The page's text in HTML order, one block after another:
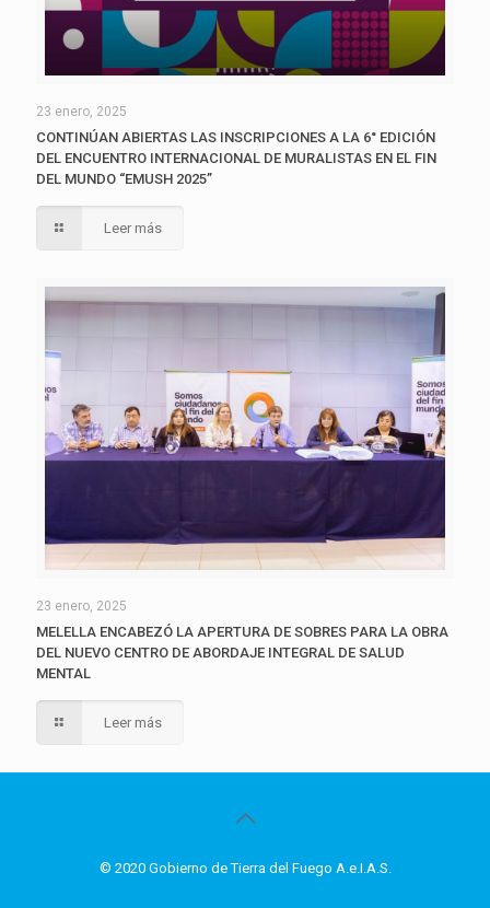
23 enero, 2025
CONTINÚAN ABIERTAS LAS INSCRIPCIONES A LA 6° EDICIÓN
DEL ENCUENTRO INTERNACIONAL DE MURALISTAS EN EL FIN
DEL MUNDO “EMUSH 2025”
Leer más
23 enero, 2025
MELELLA ENCABEZÓ LA APERTURA DE SOBRES PARA LA OBRA
DEL NUEVO CENTRO DE ABORDAJE INTEGRAL DE SALUD
MENTAL
Leer más
© 2020 Gobierno de Tierra del Fuego A.e.I.A.S.